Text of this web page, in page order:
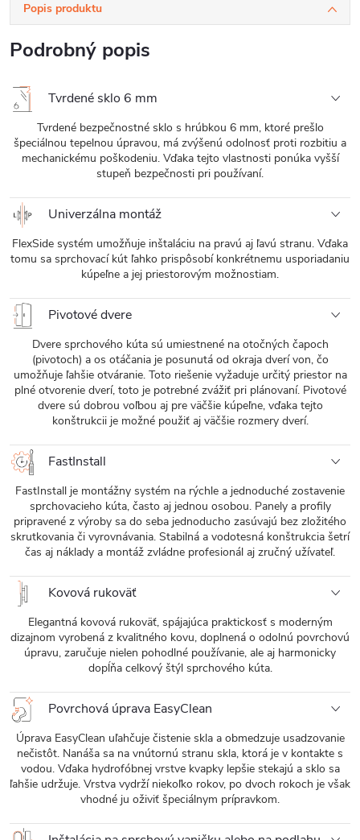
Popis produktu
Podrobný popis
Tvrdené sklo 6 mm
Tvrdené bezpečnostné sklo s hrúbkou 6 mm, ktoré prešlo
špeciálnou tepelnou úpravou, má zvýšenú odolnosť proti rozbitiu a
mechanickému poškodeniu. Vďaka tejto vlastnosti ponúka vyšší
stupeň bezpečnosti pri používaní.
Univerzálna montáž
FlexSide systém umožňuje inštaláciu na pravú aj ľavú stranu. Vďaka
tomu sa sprchovací kút ľahko prispôsobí konkrétnemu usporiadaniu
kúpeľne a jej priestorovým možnostiam.
Pivotové dvere
Dvere sprchového kúta sú umiestnené na otočných čapoch
(pivotoch) a os otáčania je posunutá od okraja dverí von, čo
umožňuje ľahšie otváranie. Toto riešenie vyžaduje určitý priestor na
plné otvorenie dverí, toto je potrebné zvážiť pri plánovaní. Pivotové
dvere sú dobrou voľbou aj pre väčšie kúpeľne, vďaka tejto
konštrukcii je možné použiť aj väčšie rozmery dverí.
FastInstall
FastInstall je montážny systém na rýchle a jednoduché zostavenie
sprchovacieho kúta, často aj jednou osobou. Panely a profily
pripravené z výroby sa do seba jednoducho zasúvajú bez zložitého
skrutkovania či vyrovnávania. Stabilná a vodotesná konštrukcia šetrí
čas aj náklady a montáž zvládne profesionál aj zručný užívateľ.
Kovová rukoväť
Elegantná kovová rukoväť, spájajúca praktickosť s moderným
dizajnom vyrobená z kvalitného kovu, doplnená o odolnú povrchovú
úpravu, zaručuje nielen pohodlné používanie, ale aj harmonicky
dopĺňa celkový štýl sprchového kúta.
Povrchová úprava EasyClean
Úprava EasyClean uľahčuje čistenie skla a obmedzuje usadzovanie
nečistôt. Nanáša sa na vnútornú stranu skla, ktorá je v kontakte s
vodou. Vďaka hydrofóbnej vrstve kvapky lepšie stekajú a sklo sa
ľahšie udržuje. Vrstva vydrží niekoľko rokov, po dvoch rokoch je však
vhodné ju oživiť špeciálnym prípravkom.